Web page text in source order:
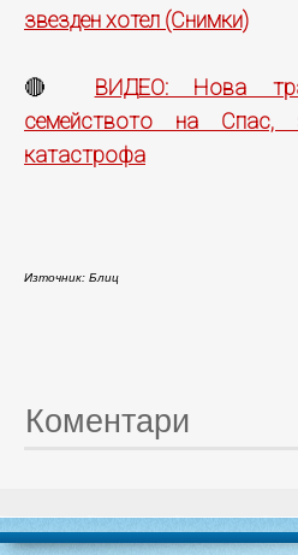
звезден хотел (Снимки)
🔴 ВИДЕО: Нова
семейството на Спас,
катастрофа
Източник: Блиц
Коментари